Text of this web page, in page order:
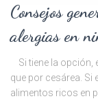
Consejos
alergias en
Si tiene la opción,
que por cesárea. Si
alimentos ricos en